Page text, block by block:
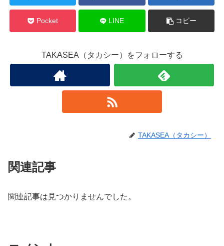
Pocket LINE コピー
TAKASEA（タカシー）をフォローする
TAKASEA（タカシー）
関連記事
関連記事は見つかりませんでした。